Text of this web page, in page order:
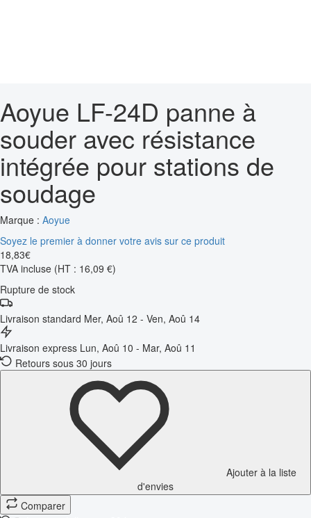
Aoyue LF-24D panne à
souder avec résistance
intégrée pour stations de
soudage
Marque : Aoyue
Soyez le premier à donner votre avis sur ce produit
18,83€
TVA incluse (HT : 16,09 €)
Rupture de stock
Livraison standard Mer, Aoû 12 - Ven, Aoû 14
Livraison express Lun, Aoû 10 - Mar, Aoû 11
Retours sous 30 jours
Ajouter à la liste
d'envies
Comparer